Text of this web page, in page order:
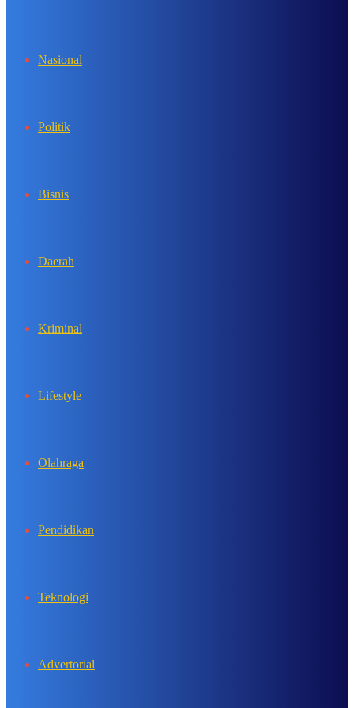
Nasional
Politik
Bisnis
Daerah
Kriminal
Lifestyle
Olahraga
Pendidikan
Teknologi
Advertorial